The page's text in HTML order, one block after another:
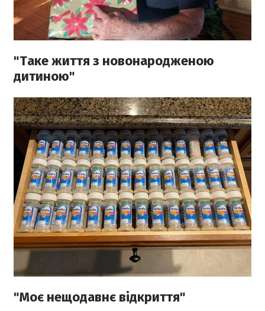
"Таке життя з новонародженою
дитиною"
"Моє нещодавнє відкриття"